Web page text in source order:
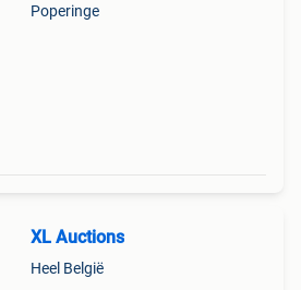
Poperinge
XL Auctions
Heel België